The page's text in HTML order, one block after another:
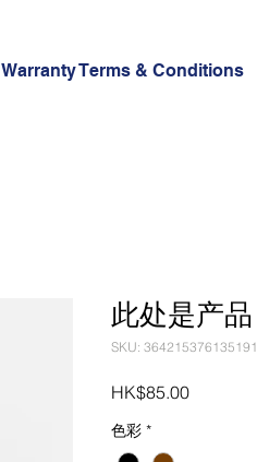
Warranty Terms & Conditions
此处是产品
SKU: 364215376135191
HK$85.00Price
色彩 *